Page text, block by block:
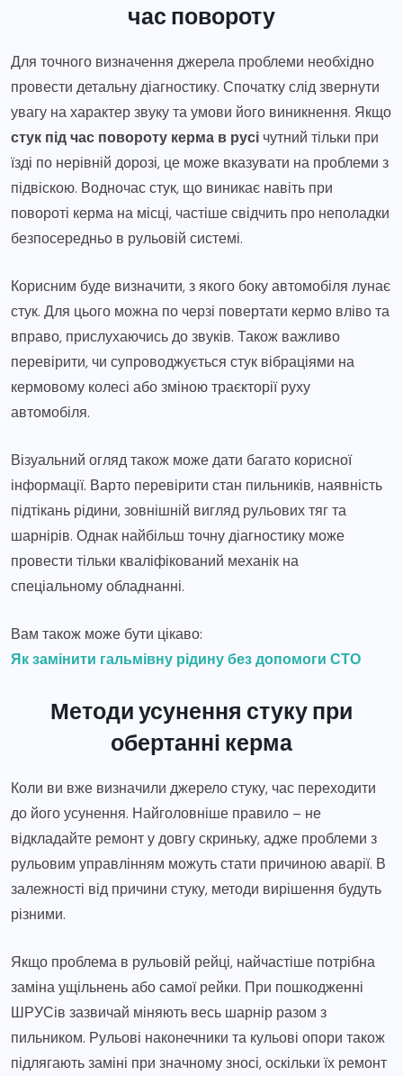
час повороту
Для точного визначення джерела проблеми необхідно
провести детальну діагностику. Спочатку слід звернути
увагу на характер звуку та умови його виникнення. Якщо
стук під час повороту керма в русі чутний тільки при
їзді по нерівній дорозі, це може вказувати на проблеми з
підвіскою. Водночас стук, що виникає навіть при
повороті керма на місці, частіше свідчить про неполадки
безпосередньо в рульовій системі.
Корисним буде визначити, з якого боку автомобіля лунає
стук. Для цього можна по черзі повертати кермо вліво та
вправо, прислухаючись до звуків. Також важливо
перевірити, чи супроводжується стук вібраціями на
кермовому колесі або зміною траєкторії руху
автомобіля.
Візуальний огляд також може дати багато корисної
інформації. Варто перевірити стан пильників, наявність
підтікань рідини, зовнішній вигляд рульових тяг та
шарнірів. Однак найбільш точну діагностику може
провести тільки кваліфікований механік на
спеціальному обладнанні.
Вам також може бути цікаво:
Як замінити гальмівну рідину без допомоги СТО
Методи усунення стуку при
обертанні керма
Коли ви вже визначили джерело стуку, час переходити
до його усунення. Найголовніше правило – не
відкладайте ремонт у довгу скриньку, адже проблеми з
рульовим управлінням можуть стати причиною аварії. В
залежності від причини стуку, методи вирішення будуть
різними.
Якщо проблема в рульовій рейці, найчастіше потрібна
заміна ущільнень або самої рейки. При пошкодженні
ШРУСів зазвичай міняють весь шарнір разом з
пильником. Рульові наконечники та кульові опори також
підлягають заміні при значному зносі, оскільки їх ремонт